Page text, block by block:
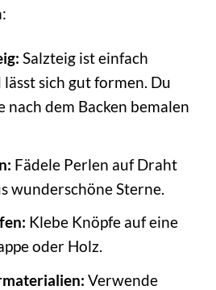
Salzteig ist einfach
sich gut formen. Du
nach dem Backen bemalen
Fädele Perlen auf Draht
wunderschöne Sterne.
Klebe Knöpfe auf eine
oder Holz.
Verwende